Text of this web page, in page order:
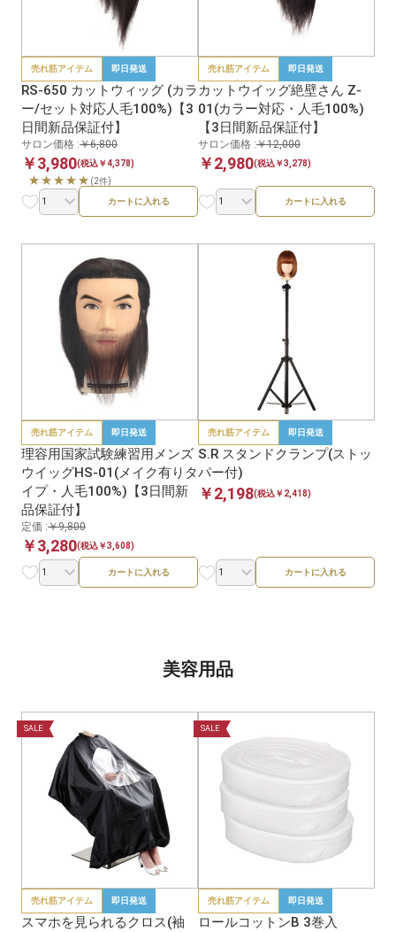
売れ筋アイテム 即日発送
RS-650 カットウィッグ (カラ
ー/セット対応人毛100%)【3
日間新品保証付】
サロン価格 :￥6,800
￥3,980(税込￥4,378)
★★★★★ (2件)
カートに入れる
売れ筋アイテム 即日発送
カットウイッグ絶壁さん Z-
01(カラー対応・人毛100%)
【3日間新品保証付】
サロン価格 :￥12,000
￥2,980(税込￥3,278)
カートに入れる
売れ筋アイテム 即日発送
理容用国家試験練習用メンズ
ウイッグHS-01(メイク有りタ
イプ・人毛100%)【3日間新
品保証付】
定価 :￥9,800
￥3,280(税込￥3,608)
カートに入れる
売れ筋アイテム 即日発送
S.R スタンドクランプ(ストッ
パー付)
￥2,198(税込￥2,418)
カートに入れる
美容用品
SALE
売れ筋アイテム 即日発送
スマホを見られるクロス(袖
SALE
売れ筋アイテム 即日発送
ロールコットンB 3巻入